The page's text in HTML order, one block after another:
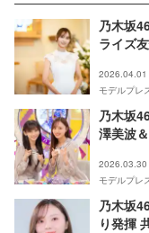
乃木坂
ライズ
2026.04.01
モデルプレ
乃木坂
澤美波
2026.03.30
モデルプレ
乃木坂
り発揮